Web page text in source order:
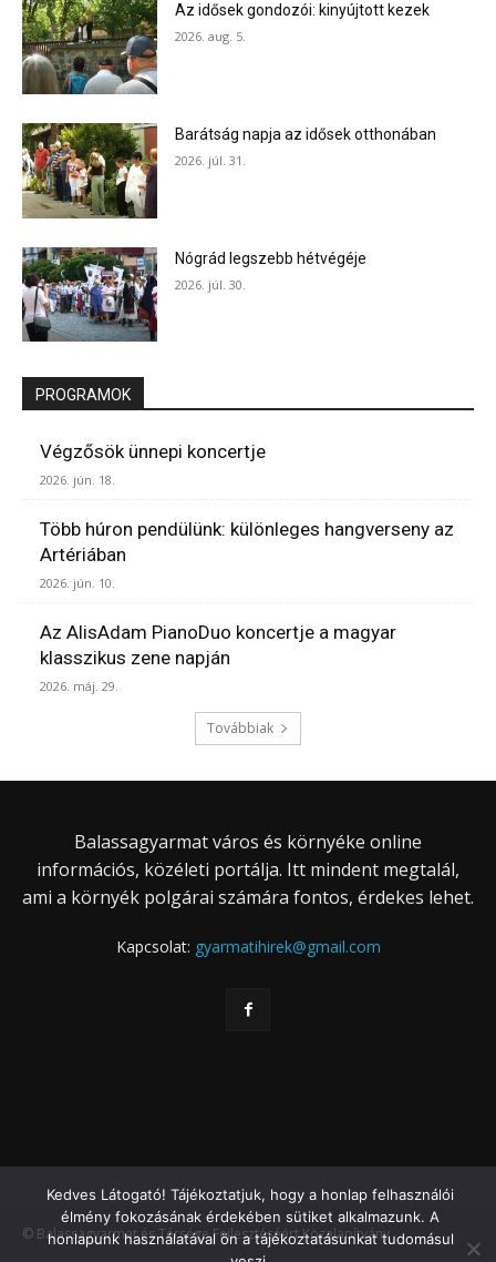
Az idősek gondozói: kinyújtott kezek
2026. aug. 5.
Barátság napja az idősek otthonában
2026. júl. 31.
Nógrád legszebb hétvégéje
2026. júl. 30.
PROGRAMOK
Végzősök ünnepi koncertje
2026. jún. 18.
Több húron pendülünk: különleges hangverseny az
Artériában
2026. jún. 10.
Az AlisAdam PianoDuo koncertje a magyar
klasszikus zene napján
2026. máj. 29.
Továbbiak
Balassagyarmat város és környéke online
információs, közéleti portálja. Itt mindent megtalál,
ami a környék polgárai számára fontos, érdekes lehet.
Kapcsolat: gyarmatihirek@gmail.com
© Balassagyarmat és Térsége Fejlesztéséért Közalapítvány
Kedves Látogató! Tájékoztatjuk, hogy a honlap felhasználói
élmény fokozásának érdekében sütiket alkalmazunk. A
honlapunk használatával ön a tájékoztatásunkat tudomásul